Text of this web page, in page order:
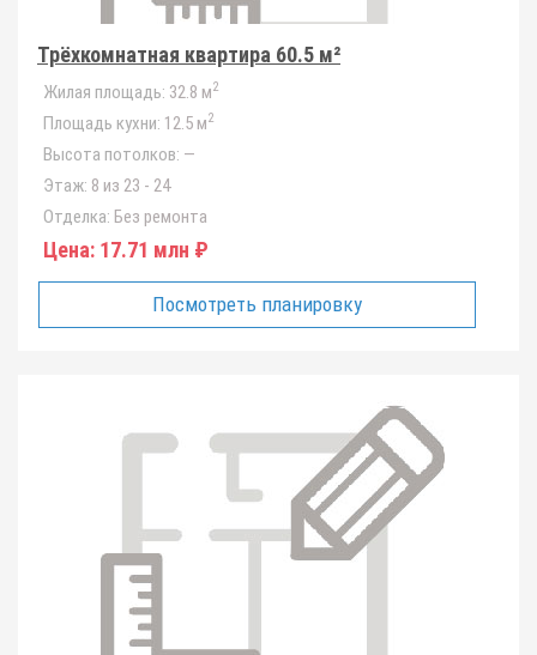
Трёхкомнатная квартира 60.5 м²
Жилая площадь: 32.8 м2
Площадь кухни: 12.5 м2
Высота потолков: —
Этаж: 8 из 23 - 24
Отделка: Без ремонта
Цена: 17.71 млн ₽
Посмотреть планировку